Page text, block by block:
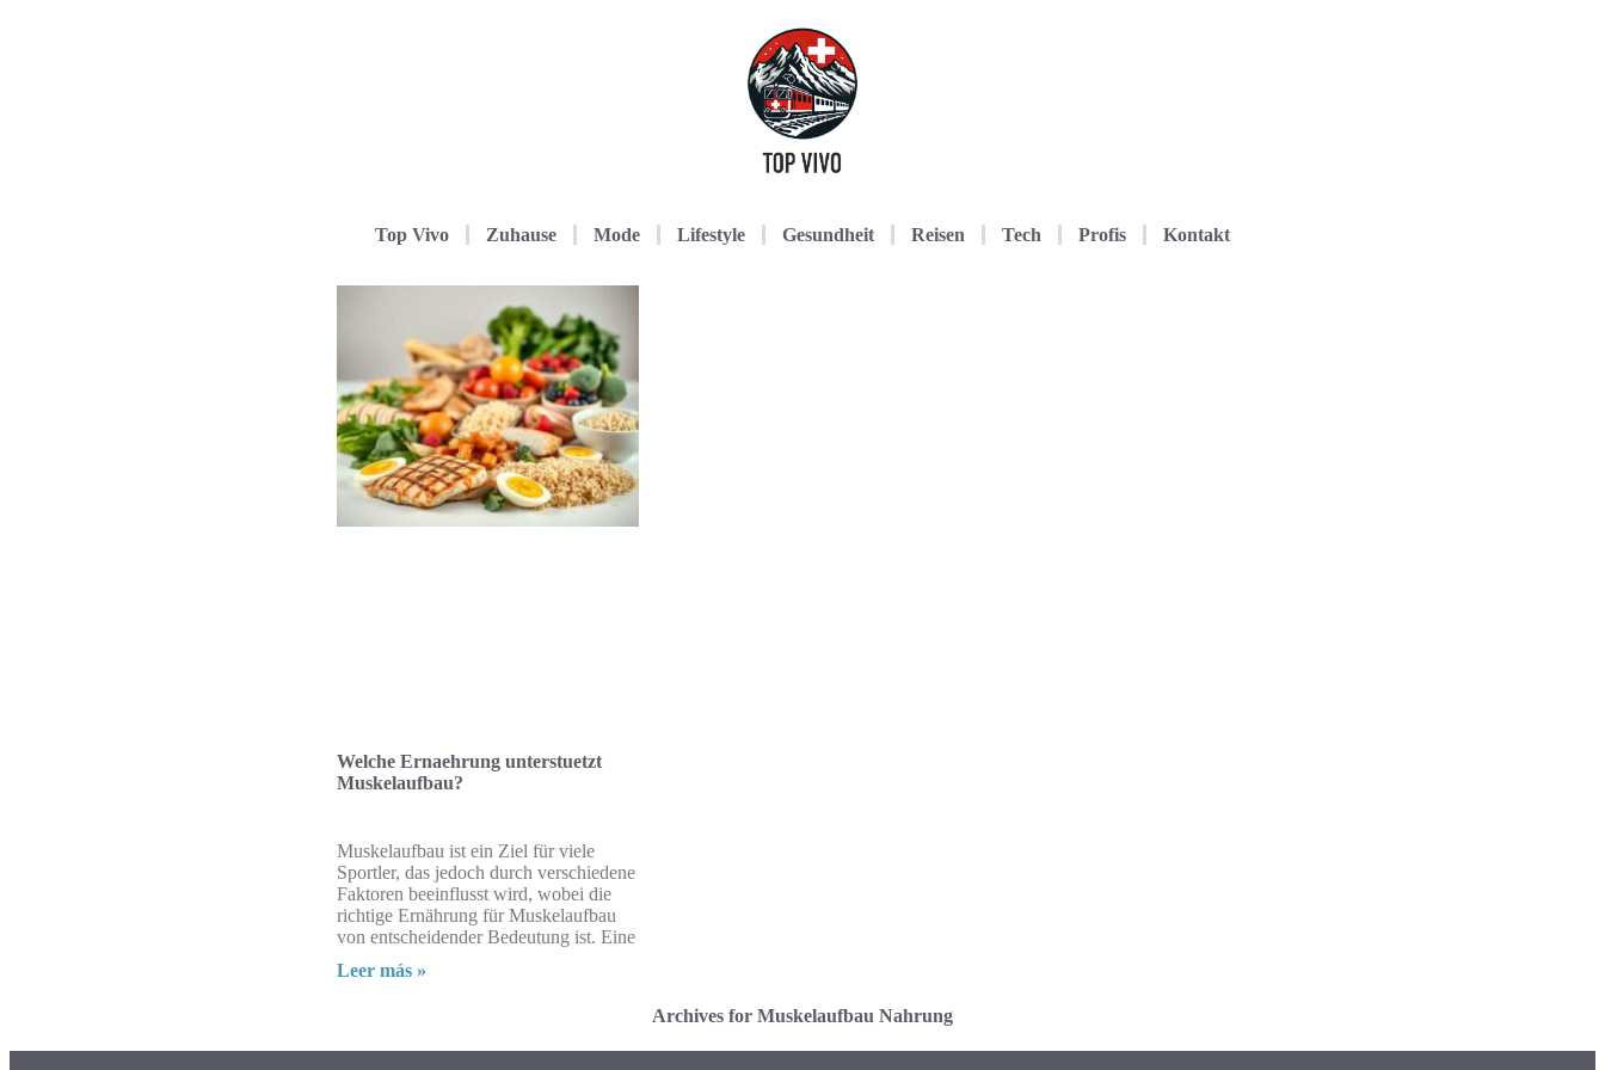
Top Vivo Zuhause Mode Lifestyle Gesundheit Reisen Tech Profis Kontakt
Welche Ernaehrung unterstuetzt
Muskelaufbau?
Muskelaufbau ist ein Ziel für viele
Sportler, das jedoch durch verschiedene
Faktoren beeinflusst wird, wobei die
richtige Ernährung für Muskelaufbau
von entscheidender Bedeutung ist. Eine
Leer más »
Archives for Muskelaufbau Nahrung